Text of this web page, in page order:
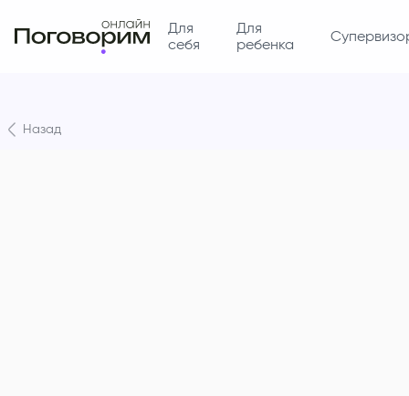
Для
себя
Для
ребенка
Назад